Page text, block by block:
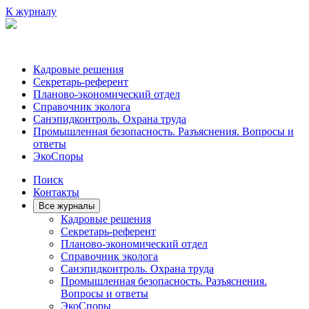
К журналу
Кадровые решения
Секретарь-референт
Планово-экономический отдел
Справочник эколога
Санэпидконтроль. Охрана труда
Промышленная безопасность. Разъяснения. Вопросы и
ответы
ЭкоСпоры
Поиск
Контакты
Все журналы
Кадровые решения
Секретарь-референт
Планово-экономический отдел
Справочник эколога
Санэпидконтроль. Охрана труда
Промышленная безопасность. Разъяснения.
Вопросы и ответы
ЭкоСпоры